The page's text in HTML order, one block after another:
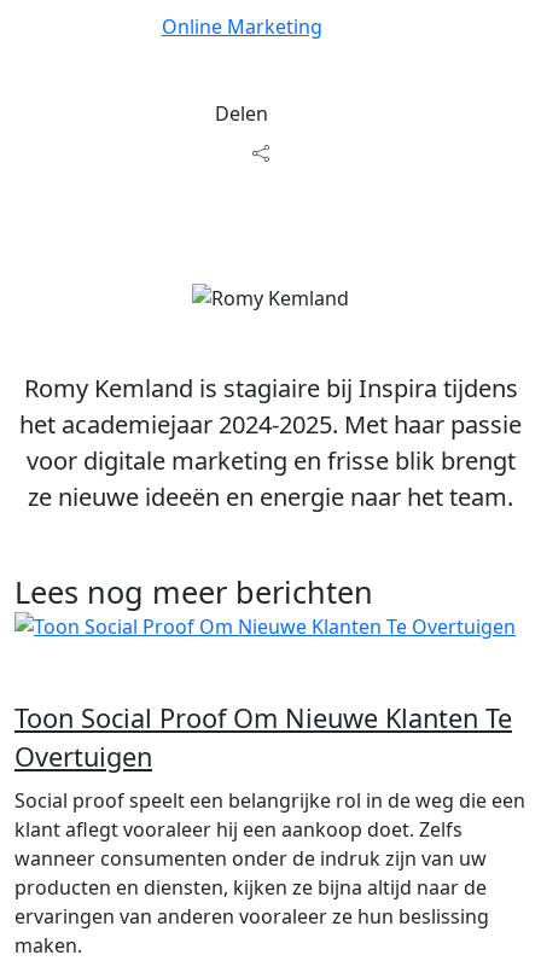
Online Marketing
Delen
Romy Kemland is stagiaire bij Inspira tijdens
het academiejaar 2024-2025. Met haar passie
voor digitale marketing en frisse blik brengt
ze nieuwe ideeën en energie naar het team.
Lees nog meer berichten
Toon Social Proof Om Nieuwe Klanten Te
Overtuigen
Social proof speelt een belangrijke rol in de weg die een
klant aflegt vooraleer hij een aankoop doet. Zelfs
wanneer consumenten onder de indruk zijn van uw
producten en diensten, kijken ze bijna altijd naar de
ervaringen van anderen vooraleer ze hun beslissing
maken.